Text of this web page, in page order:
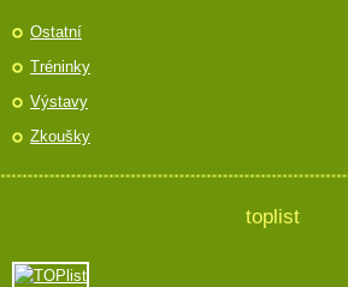
Ostatní
Tréninky
Výstavy
Zkoušky
toplist